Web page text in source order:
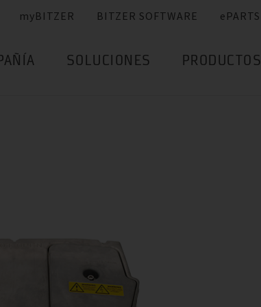
myBITZER BITZER SOFTWARE ePARTS
SOLUCIONES PRODUCTOS